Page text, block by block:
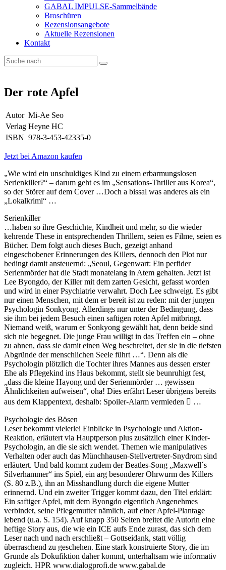
GABAL IMPULSE-Sammelbände
Broschüren
Rezensionsangebote
Aktuelle Rezensionen
Kontakt
Der rote Apfel
Autor Mi-Ae Seo
Verlag Heyne HC
ISBN 978-3-453-42335-0
Jetzt bei Amazon kaufen
„Wie wird ein unschuldiges Kind zu einem erbarmungslosen
Serienkiller?“ – darum geht es im „Sensations-Thriller aus Korea“,
so der Störer auf dem Cover …Doch a bissal was anderes als ein
„Lokalkrimi“ …
Serienkiller
…haben so ihre Geschichte, Kindheit und mehr, so die wieder
kehrende These in entsprechenden Thrillern, seien es Filme, seien es
Bücher. Dem folgt auch dieses Buch, gezeigt anhand
eingeschobener Erinnerungen des Killers, dennoch den Plot nur
bedingt damit ansteuernd: „Seoul, Gegenwart: Ein perfider
Serienmörder hat die Stadt monatelang in Atem gehalten. Jetzt ist
Lee Byongdo, der Killer mit dem zarten Gesicht, gefasst worden
und wird in einer Psychiatrie verwahrt. Doch Lee schweigt. Es gibt
nur einen Menschen, mit dem er bereit ist zu reden: mit der jungen
Psychologin Sonkyong. Allerdings nur unter der Bedingung, dass
sie ihm bei jedem Besuch einen saftigen roten Apfel mitbringt.
Niemand weiß, warum er Sonkyong gewählt hat, denn beide sind
sich nie begegnet. Die junge Frau willigt in das Treffen ein – ohne
zu ahnen, dass sie damit einen Weg beschreitet, der sie in die tiefsten
Abgründe der menschlichen Seele führt …“. Denn als die
Psychologin plötzlich die Tochter ihres Mannes aus dessen erster
Ehe als Pflegekind ins Haus bekommt, stellt sie beunruhigt fest,
„dass die kleine Hayong und der Serienmörder … gewissen
Ähnlichkeiten aufweisen“, oha! Dies erfährt Leser übrigens bereits
aus dem Klappentext, deshalb: Spoiler-Alarm vermieden  …
Psychologie des Bösen
Leser bekommt vielerlei Einblicke in Psychologie und Aktion-
Reaktion, erläutert via Hauptperson plus zusätzlich einer Kinder-
Psychologin, an die sie sich wendet. Themen wie manipulatives
Verhalten oder auch das Münchhausen-Stellvertreter-Snydrom sind
erläutert. Und bald kommt zudem der Beatles-Song „Maxwell´s
Silverhammer“ ins Spiel, ein arg besonderer Ohrwurm des Killers
(S. 80 z.B.), ihn an Misshandlung durch die eigene Mutter
erinnernd. Und ein zweiter Trigger kommt dazu, den Titel erklärt:
Ein saftiger Apfel, mit dem Byongdo eigentlich Angenehmes
verbindet, seine Pflegemutter nämlich, auf einer Apfel-Plantage
lebend (u.a. S. 154). Auf knapp 350 Seiten breitet die Autorin eine
heftige Story aus, die wie ein ICE aufs Ende zurast, das sich dem
Leser nach und nach erschließt – Gottseidank, statt völlig
überraschend zu geschehen. Eine stark konstruierte Story, die im
Grunde als Dokufiktion daher kommt, unterhaltsam wie informativ
zugleich. HPR www.dialogprofi.de www.gabal.de